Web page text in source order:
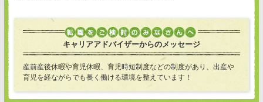
キャリアアドバイザーからのメッセージ
産前産後休暇や育児休暇、育児時短制度などの制度があり、出産や
育児を経ながらでも長く働ける環境を整えています！